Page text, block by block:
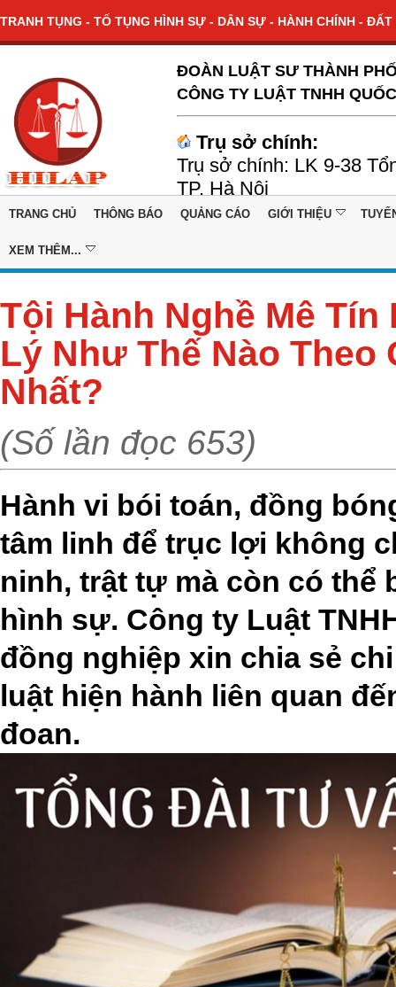
TRANH TỤNG - TỐ TỤNG HÌNH SỰ - DÂN SỰ - HÀNH CHÍNH -
ĐOÀN LUẬT SƯ THÀNH
CÔNG TY LUẬT TNHH
Trụ sở chính:
Trụ sở chính: LK 9-38
TP. Hà Nội
TRANG CHỦ THÔNG BÁO QUẢNG CÁO GIỚI THIỆU
XEM THÊM...
Tội Hành Nghề Mê
Lý Như Thế Nào
Nhất?
(Số lần đọc 653)
Hành vi bói toán, đồng
tâm linh để trục lợi không
ninh, trật tự mà còn có thể
hình sự. Công ty Luật
đồng nghiệp xin chia sẻ
luật hiện hành liên quan
đoan.